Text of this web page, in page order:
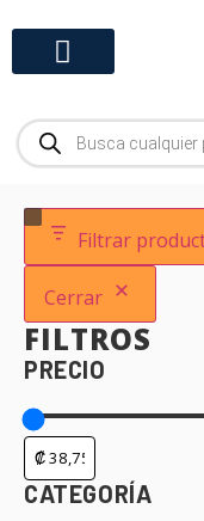
Filtrar
Cerrar
FILTROS
PRECIO
CATEGORÍA